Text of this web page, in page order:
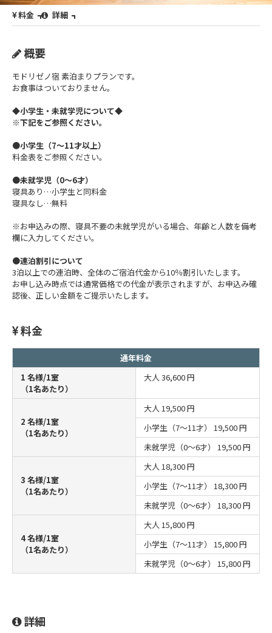
料金 詳細
概要
モドリゼノ宿 素泊まりプランです。
お食事はついておりません。
◆小学生・未就学児について◆
※下記をご参照ください。
●小学生（7～11才以上）
料金表をご参照ください。
●未就学児（0～6才）
寝具あり…小学生と同料金
寝具なし…無料
※お申込みの際、寝具不要の未就学児がいる場合、年齢と人数を備考
欄に入力してください。
●連泊割引について
3泊以上での連泊時、全体のご宿泊代金から10％割引いたします。
お申し込み時点では通常価格での代金が表示されますが、お申込み確
認後、正しい金額をご提示いたします。
料金
通年料金
1 名様/1室
（1名あたり）
大人 36,600 円
2 名様/1室
（1名あたり）
大人 19,500 円
小学生（7～11才） 19,500 円
未就学児（0～6才） 19,500 円
3 名様/1室
（1名あたり）
大人 18,300 円
小学生（7～11才） 18,300 円
未就学児（0～6才） 18,300 円
4 名様/1室
（1名あたり）
大人 15,800 円
小学生（7～11才） 15,800 円
未就学児（0～6才） 15,800 円
詳細